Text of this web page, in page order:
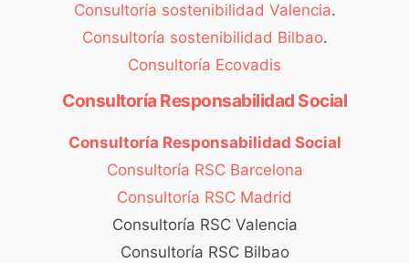
Consultoría sostenibilidad Valencia.
Consultoría sostenibilidad Bilbao.
Consultoría Ecovadis
Consultoría Responsabilidad Social
Consultoría Responsabilidad Social
Consultoría RSC Barcelona
Consultoría RSC Madrid
Consultoría RSC Valencia
Consultoría RSC Bilbao